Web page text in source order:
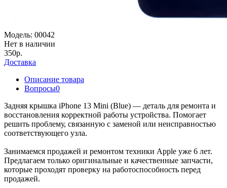
Модель: 00042
Нет в наличии
350р.
Доставка
Описание товара
Вопросы0
Задняя крышка iPhone 13 Mini (Blue) — деталь для ремонта и
восстановления корректной работы устройства. Помогает
решить проблему, связанную с заменой или неисправностью
соответствующего узла.
Занимаемся продажей и ремонтом техники Apple уже 6 лет.
Предлагаем только оригинальные и качественные запчасти,
которые проходят проверку на работоспособность перед
продажей.